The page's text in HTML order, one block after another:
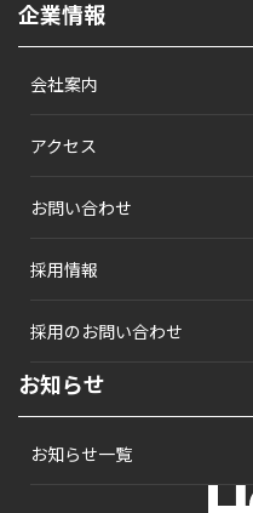
企業情報
会社案内
アクセス
お問い合わせ
採用情報
採用のお問い合わせ
お知らせ
お知らせ一覧